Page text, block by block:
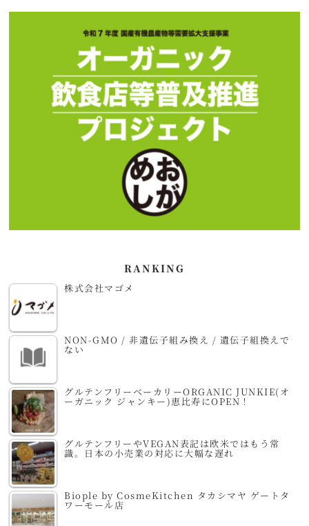
RANKING
株式会社マゴメ
NON-GMO / 非遺伝子組み換え / 遺伝子組換えで
ない
グルテンフリーベーカリーORGANIC JUNKIE(オ
ーガニック ジャンキー)恵比寿にOPEN！
グルテンフリーやVEGAN表記は欧米ではもう常
識。日本の小売業の対応に大幅な遅れ
Biople by CosmeKitchen タカシマヤ ゲートタ
ワーモール店